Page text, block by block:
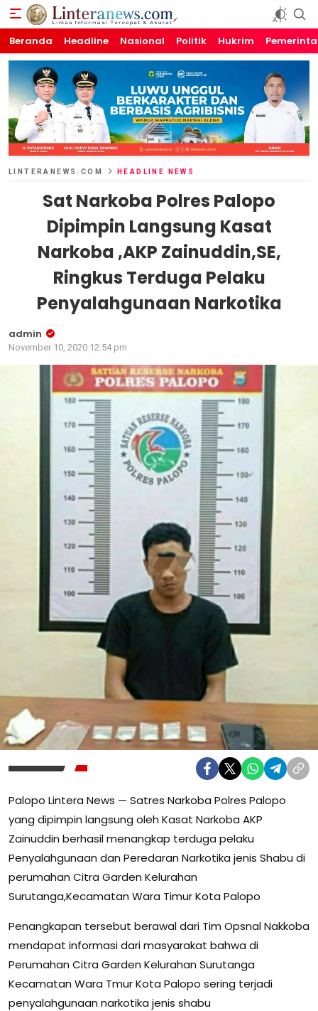
Linteranews.com
Lintas Informasi Tercepat dan Akurat
Beranda Headline Nasional Politik Hukrim
LINTERANEWS.COM HEADLINE NEWS
Sat Narkoba Polres Palopo
Dipimpin Langsung Kasat
Narkoba ,AKP Zainuddin,SE,
Ringkus Terduga Pelaku
Penyalahgunaan Narkotika
admin
November 10, 2020 12:54 pm
Palopo Lintera News — Satres Narkoba Polres Palopo
yang dipimpin langsung oleh Kasat Narkoba AKP
Zainuddin berhasil menangkap terduga pelaku
Penyalahgunaan dan Peredaran Narkotika jenis Shabu di
perumahan Citra Garden Kelurahan
Surutanga,Kecamatan Wara Timur Kota Palopo
Penangkapan tersebut berawal dari Tim Opsnal Nakkoba
mendapat informasi dari masyarakat bahwa di
Perumahan Citra Garden Kelurahan Surutanga
Kecamatan Wara Tmur Kota Palopo sering terjadi
penyalahgunaan narkotika jenis shabu